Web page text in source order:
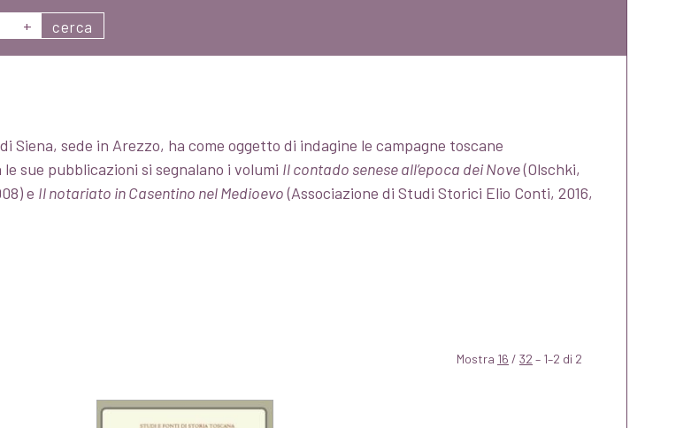
+ cerca
Siena, sede in Arezzo, ha come oggetto di indagine le campagne toscane
sue pubblicazioni si segnalano i volumi Il contado senese all’epoca dei Nove(Olschki,
e Il notariato in Casentino nel Medioevo(Associazione di Studi Storici Elio Conti, 2016,
Mostra 16 / 32 – 1–2 di 2